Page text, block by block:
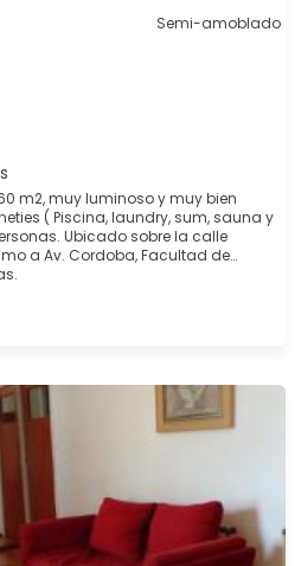
Semi-amoblado
m2, muy luminoso y muy bien
( Piscina, laundry, sum, sauna y
Ubicado sobre la calle
a Av. Cordoba, Facultad de